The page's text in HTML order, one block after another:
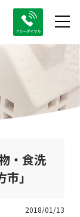
・食洗
」
2018/01/13